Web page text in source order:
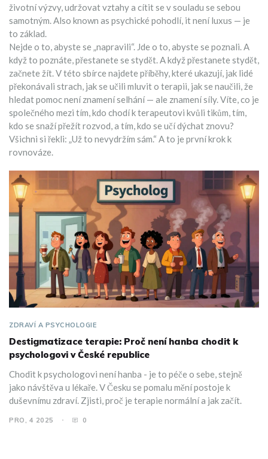
životní výzvy, udržovat vztahy a cítit se v souladu se sebou
samotným. Also known as psychické pohodlí, it není luxus — je
to základ.
Nejde o to, abyste se „napravili“. Jde o to, abyste se poznali. A
když to poznáte, přestanete se stydět. A když přestanete stydět,
začnete žít. V této sbírce najdete příběhy, které ukazují, jak lidé
překonávali strach, jak se učili mluvit o terapii, jak se naučili, že
hledat pomoc není znamení selhání — ale znamení síly. Víte, co je
společného mezi tím, kdo chodí k terapeutovi kvůli tikům, tím,
kdo se snaží přežít rozvod, a tím, kdo se učí dýchat znovu?
Všichni si řekli: „Už to nevydržím sám.“ A to je první krok k
rovnováze.
ZDRAVÍ A PSYCHOLOGIE
Destigmatizace terapie: Proč není hanba chodit k
psychologovi v České republice
Chodit k psychologovi není hanba - je to péče o sebe, stejně
jako návštěva u lékaře. V Česku se pomalu mění postoje k
duševnímu zdraví. Zjisti, proč je terapie normální a jak začít.
PRO, 4 2025 0